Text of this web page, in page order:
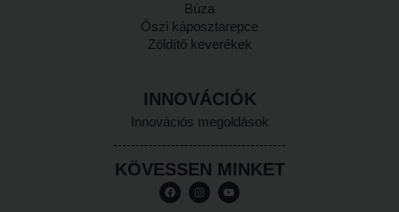
Búza
Őszi káposztarepce
Zöldítő keverékek
INNOVÁCIÓK
Innovációs megoldások
KÖVESSEN MINKET